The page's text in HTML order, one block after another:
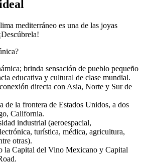
mediterráneo es una de las joyas
brinda sensación de pueblo pequeño
educativa y cultural de clase mundial.
directa con Asia, Norte y Sur de
de la frontera de Estados Unidos, a dos
California.
industrial (aeroespacial,
turística, médica, agricultura,
otras).
la Capital del Vino Mexicano y Capital